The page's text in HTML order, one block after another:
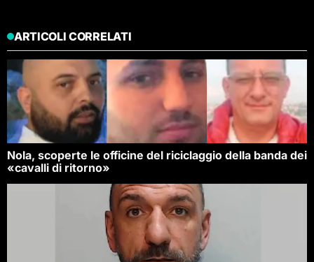
ARTICOLI CORRELATI
Nola, scoperte le officine del riciclaggio della banda dei
«cavalli di ritorno»